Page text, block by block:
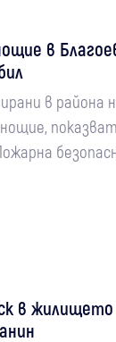
в
в района
в жилището